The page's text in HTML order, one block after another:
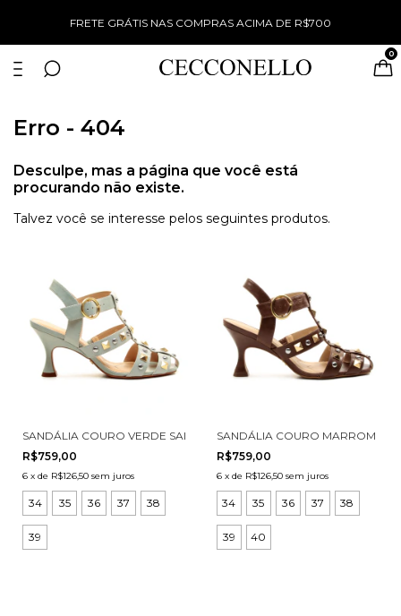
FRETE GRÁTIS NAS COMPRAS ACIMA DE R$700
0
Erro - 404
Desculpe, mas a página que você está
procurando não existe.
Talvez você se interesse pelos seguintes produtos.
SANDÁLIA COURO VERDE SALTO MÉDIO CECCONELLO 3031001-2
R$759,00
6 x de R$126,50 sem juros
34 35 36 37 38
39
SANDÁLIA COURO MARROM
R$759,00
6 x de R$126,50 sem juros
34 35 36 37 38
39 40